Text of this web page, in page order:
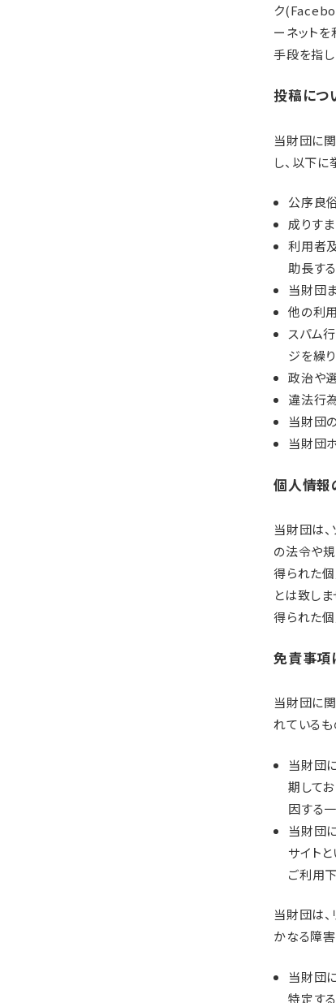
ク
ーネット
手段を指し
投稿につ
当財団に
し、以下
公序良
成りす
利用者
助長す
当財団
他の利
スパム
ジを繰
政治や
違法行
当財団
当財団
個人情報
当財団は
の法令や
得られた
とは致しま
得られた
免責事項
当財団に
れているも
当財団
期して
因する
当財団
サイト
ご利用
当財団は
かなる障
当財団
特定す